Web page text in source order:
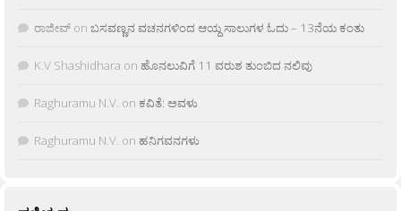
ರಾಜೀವ್ on ಬಸವಣ್ಣನ ವಚನಗಳಿಂದ ಆಯ್ದ ಸಾಲುಗಳ ಓದು – 13ನೆಯ ಕಂತು
K.V Shashidhara on ಹೊನಲುವಿಗೆ 11 ವರುಶ ತುಂಬಿದ ನಲಿವು
Raghuramu N.V. on ಕವಿತೆ: ಅವಳು
Raghuramu N.V. on ಹನಿಗವನಗಳು